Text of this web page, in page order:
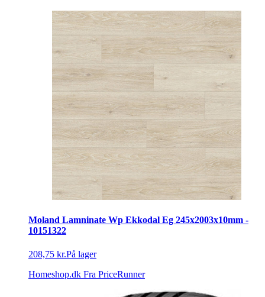
Moland Lamninate Wp Ekkodal Eg 245x2003x10mm -
10151322
208,75 kr.På lager
Homeshop.dk Fra PriceRunner